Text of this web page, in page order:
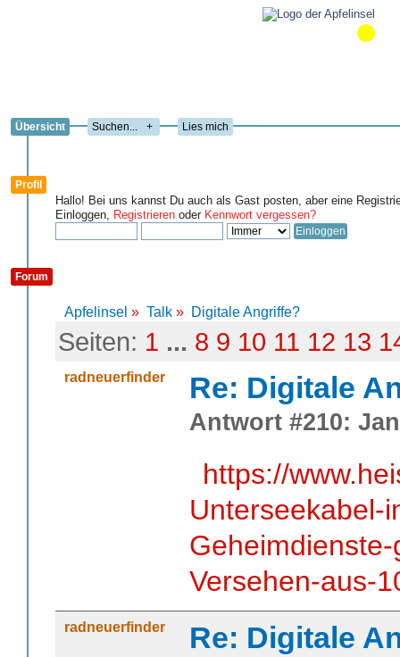
Übersicht + Lies mich
Profil
Hallo! Bei uns kannst Du auch als Gast posten, aber eine
Einloggen, Registrieren oder Kennwort vergessen?
Forum
Apfelinsel » Talk » Digitale Angriffe?
Seiten: 1 ... 8 9 10 11 12 13
radneuerfinder Re: Digitale
Antwort #210:
https://
Unterseekabel-
Versehen-aus-
radneuerfinder Re: Digitale